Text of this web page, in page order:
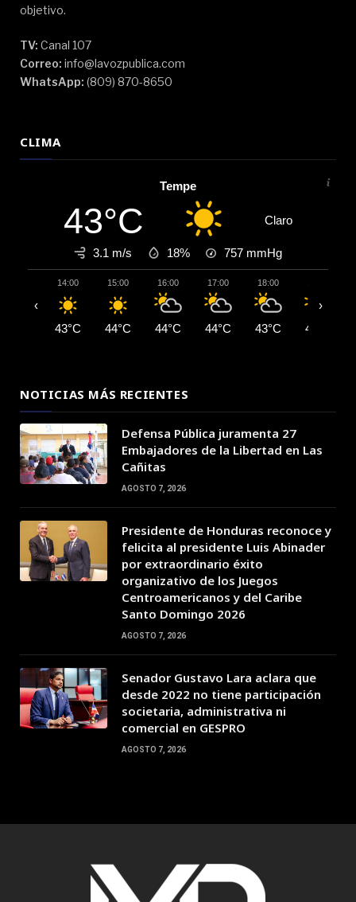
objetivo.
TV: Canal 107
Correo: info@lavozpublica.com
WhatsApp: (809) 870-8650
CLIMA
Tempe
43°C Claro
3.1 m/s 18% 757 mmHg
14:00
43°C
15:00
44°C
16:00
44°C
17:00
44°C
18:00
43°C 42°C
‹ ›
NOTICIAS MÁS RECIENTES
Defensa Pública juramenta 27
Embajadores de la Libertad en Las
Cañitas
AGOSTO 7, 2026
Presidente de Honduras reconoce y
felicita al presidente Luis Abinader
por extraordinario éxito
organizativo de los Juegos
Centroamericanos y del Caribe
Santo Domingo 2026
AGOSTO 7, 2026
Senador Gustavo Lara aclara que
desde 2022 no tiene participación
societaria, administrativa ni
comercial en GESPRO
AGOSTO 7, 2026